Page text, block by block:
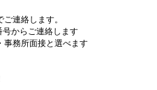
連絡します。
からご連絡します
務所面接と選べます